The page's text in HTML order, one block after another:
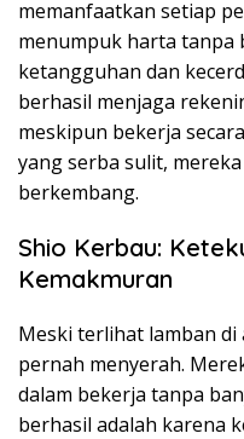
memanfaatkan setiap
menumpuk harta tanpa
ketangguhan dan
berhasil menjaga
meskipun bekerja
yang serba sulit,
berkembang.
Shio Kerbau:
Kemakmuran
Meski terlihat lamban di
pernah menyerah.
dalam bekerja tanpa
berhasil adalah karena